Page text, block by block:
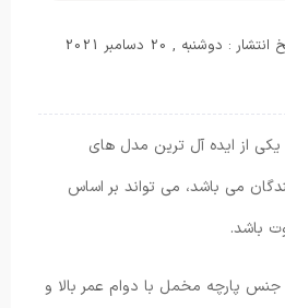
: دوشنبه , 20 دسامبر 2021
از ایده آل ترین مدل های
می باشد، می ‌تواند بر اساس
باشد.
جنس پارچه مخمل با دوام عمر بالا و